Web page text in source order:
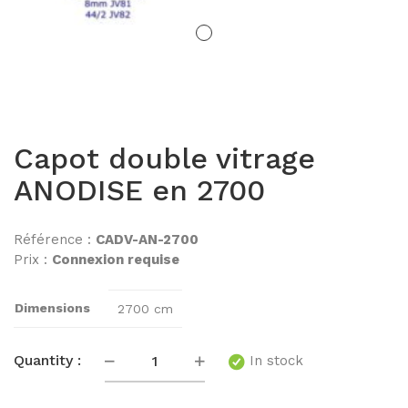
Portes Cadre alu
Portes pleines
Portes FLUSH
Portes coulissantes INSLIDE
Capot double vitrage
ANODISE en 2700
Référence : CADV-AN-2700
Prix : Connexion requise
Dimensions 2700 cm
Quantity : Quantité In stock